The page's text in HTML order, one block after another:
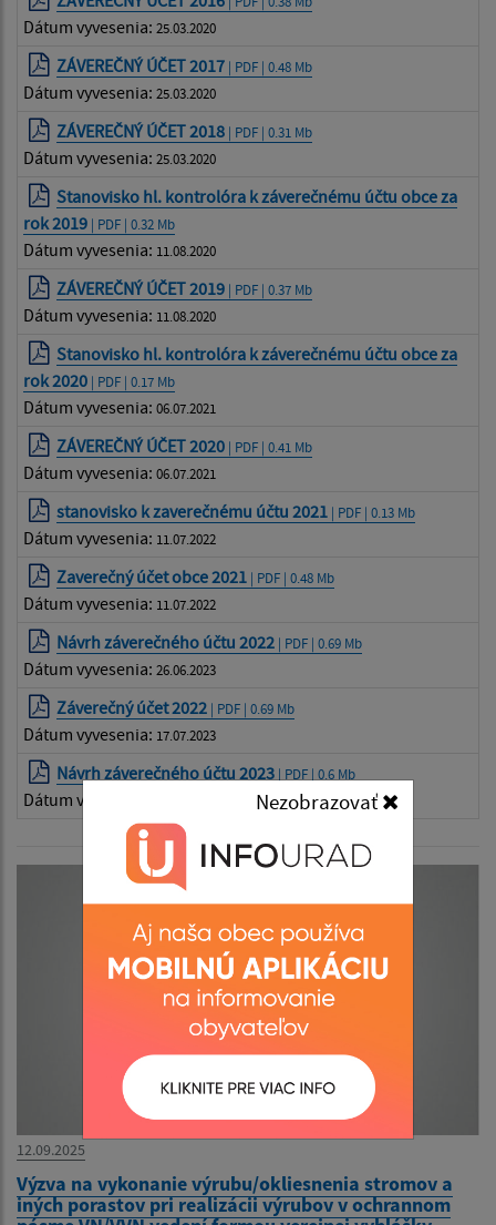
Nezobrazovať
Dátum vyvesenia: 25.03.2020
ZÁVEREČNÝ ÚČET 2017 | PDF | 0.48 Mb
Dátum vyvesenia: 25.03.2020
ZÁVEREČNÝ ÚČET 2018 | PDF | 0.31 Mb
Dátum vyvesenia: 25.03.2020
Stanovisko hl. kontrolóra k záverečnému účtu obce za
rok 2019 | PDF | 0.32 Mb
Dátum vyvesenia: 11.08.2020
ZÁVEREČNÝ ÚČET 2019 | PDF | 0.37 Mb
Dátum vyvesenia: 11.08.2020
Stanovisko hl. kontrolóra k záverečnému účtu obce za
rok 2020 | PDF | 0.17 Mb
Dátum vyvesenia: 06.07.2021
ZÁVEREČNÝ ÚČET 2020 | PDF | 0.41 Mb
Dátum vyvesenia: 06.07.2021
stanovisko k zaverečnému účtu 2021 | PDF | 0.13 Mb
Dátum vyvesenia: 11.07.2022
Zaverečný účet obce 2021 | PDF | 0.48 Mb
Dátum vyvesenia: 11.07.2022
Návrh záverečného účtu 2022 | PDF | 0.69 Mb
Dátum vyvesenia: 26.06.2023
Záverečný účet 2022 | PDF | 0.69 Mb
Dátum vyvesenia: 17.07.2023
Návrh záverečného účtu 2023 | PDF | 0.6 Mb
Dátum vyvesenia:
12.09.2025
Výzva na vykonanie výrubu/okliesnenia stromov a
iných porastov pri realizácii výrubov v ochrannom